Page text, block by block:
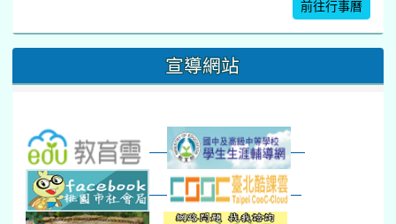
21 22
桃園市運動會
數感實驗夏令營(整天)
新生智力測驗補測(...
下午-新進教師研習
教師備課會議
新生訓練(整天)新生訓練(~12:00)
下午-校務會議14:00-
八九年級返校8-9
防災演練工作分配及...
前往行事曆
宣導網站